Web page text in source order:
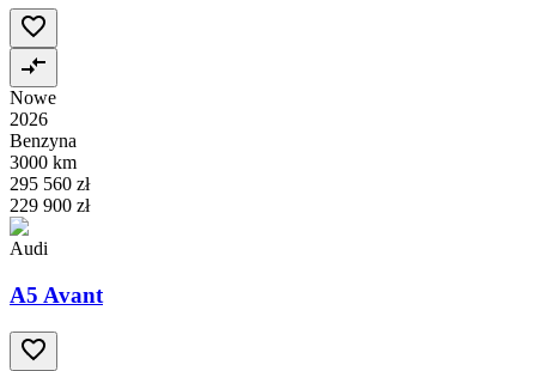
Nowe
2026
Benzyna
3000 km
295 560 zł
229 900 zł
Audi
A5 Avant